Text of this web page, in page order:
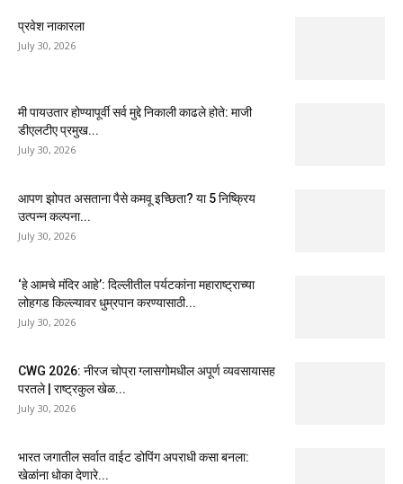
प्रवेश नाकारला
July 30, 2026
मी पायउतार होण्यापूर्वी सर्व मुद्दे निकाली काढले होते: माजी
डीएलटीए प्रमुख...
July 30, 2026
आपण झोपत असताना पैसे कमवू इच्छिता? या 5 निष्क्रिय
उत्पन्न कल्पना...
July 30, 2026
‘हे आमचे मंदिर आहे’: दिल्लीतील पर्यटकांना महाराष्ट्राच्या
लोहगड किल्ल्यावर धुम्रपान करण्यासाठी...
July 30, 2026
CWG 2026: नीरज चोप्रा ग्लासगोमधील अपूर्ण व्यवसायासह
परतले | राष्ट्रकुल खेळ...
July 30, 2026
भारत जगातील सर्वात वाईट डोपिंग अपराधी कसा बनला:
खेळांना धोका देणारे...